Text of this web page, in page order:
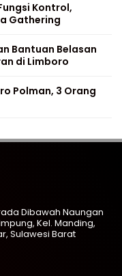
Kontrol,
Gathering
Bantuan Belasan
di Limboro
Polman, 3 Orang
Dibawah Naungan
Kel. Manding,
Sulawesi Barat